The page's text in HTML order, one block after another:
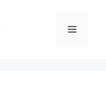
Menu